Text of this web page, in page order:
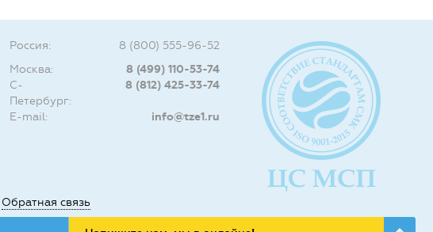
Россия:
8 (800) 555-96-52
Москва:
8 (499) 110-53-74
С-
Петербург:
8 (812) 425-33-74
E-mail: info@tze1.ru
Обратная связь